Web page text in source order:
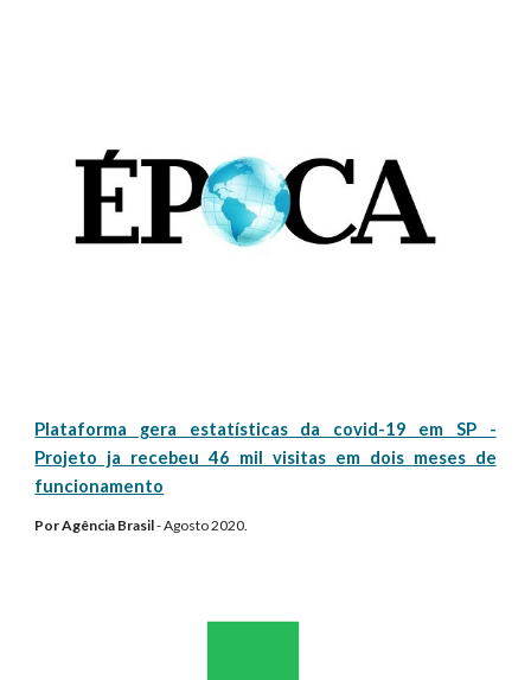
Plataforma gera estatísticas da covid-19 em SP -
Projeto ja recebeu 46 mil visitas em dois meses de
funcionamento
PorAgência Brasil-Agosto2020.